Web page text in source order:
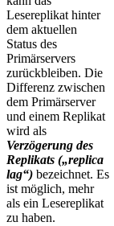
Lesereplikat hinter
dem aktuellen
Status des
Primärservers
zurückbleiben. Die
Differenz zwischen
dem Primärserver
und einem Replikat
wird als
Verzögerung des
Replikats („replica
lag“) bezeichnet. Es
ist möglich, mehr
als ein Lesereplikat
zu haben.